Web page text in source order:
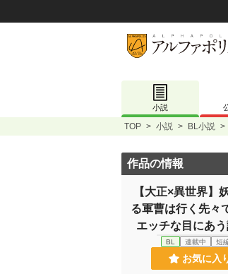
小説
TOP > 小説 > BL小説 >
作品の情報
【大正×異世界】
る軍曹は行く先々
エッチな目にあう
BL 連載中 短
お気に入